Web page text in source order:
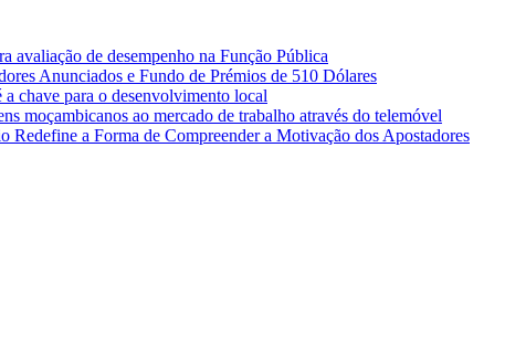
avaliação de desempenho na Função Pública
Anunciados e Fundo de Prémios de 510 Dólares
chave para o desenvolvimento local
moçambicanos ao mercado de trabalho através do telemóvel
a Forma de Compreender a Motivação dos Apostadores